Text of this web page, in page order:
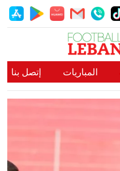
المباريات إتصل بنا